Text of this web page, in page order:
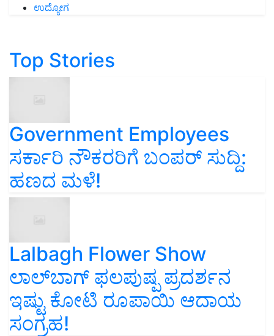
ಉದ್ಯೋಗ
Top Stories
Government Employees
ಸರ್ಕಾರಿ ನೌಕರರಿಗೆ ಬಂಪರ್‌ ಸುದ್ದಿ:
ಹಣದ ಮಳೆ!
Lalbagh Flower Show
ಲಾಲ್‌ಬಾಗ್ ಫಲಪುಷ್ಪ ಪ್ರದರ್ಶನ
ಇಷ್ಟು ಕೋಟಿ ರೂಪಾಯಿ ಆದಾಯ
ಸಂಗ್ರಹ!